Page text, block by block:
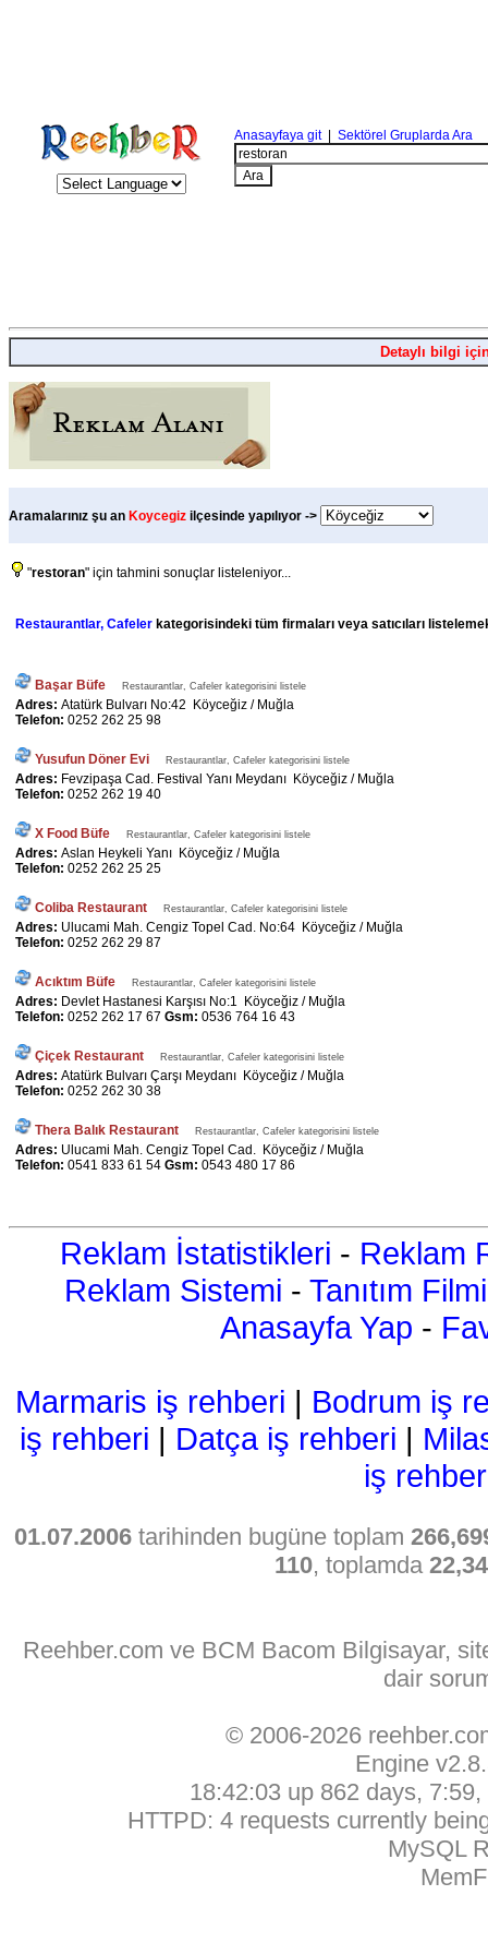
Anasayfaya git| Sektörel Gruplarda Ara
Detaylı bilgi
Aramalarınız şu an Koycegiz ilçesinde yapılıyor ->
"restoran" için tahmini sonuçlar listeleniyor...
Restaurantlar, Cafeler kategorisindeki tüm firmaları veya satıcıları
Başar Büfe Restaurantlar, Cafeler kategorisini listele
Adres: Atatürk Bulvarı No:42 Köyceğiz / Muğla
Telefon: 0252 262 25 98
Yusufun Döner Evi Restaurantlar, Cafeler kategorisini listele
Adres: Fevzipaşa Cad. Festival Yanı Meydanı Köyceğiz / Muğla
Telefon: 0252 262 19 40
X Food Büfe Restaurantlar, Cafeler kategorisini listele
Adres: Aslan Heykeli Yanı Köyceğiz / Muğla
Telefon: 0252 262 25 25
Coliba Restaurant Restaurantlar, Cafeler kategorisini listele
Adres: Ulucami Mah. Cengiz Topel Cad. No:64 Köyceğiz / Muğla
Telefon: 0252 262 29 87
Acıktım Büfe Restaurantlar, Cafeler kategorisini listele
Adres: Devlet Hastanesi Karşısı No:1 Köyceğiz / Muğla
Telefon: 0252 262 17 67 Gsm: 0536 764 16 43
Çiçek Restaurant Restaurantlar, Cafeler kategorisini listele
Adres: Atatürk Bulvarı Çarşı Meydanı Köyceğiz / Muğla
Telefon: 0252 262 30 38
Thera Balık Restaurant Restaurantlar, Cafeler kategorisini listele
Adres: Ulucami Mah. Cengiz Topel Cad. Köyceğiz / Muğla
Telefon: 0541 833 61 54 Gsm: 0543 480 17 86
Reklam İstatistikleri - Reklam
Reklam Sistemi - Tanıtım Filmi
Anasayfa Yap -
Marmaris iş rehberi | Bodrum iş
iş rehberi | Datça iş rehberi |
iş
01.07.2006tarihinden bugüne toplam
110, toplamda
Reehber.com ve BCM Bacom Bilgisayar,
dair
© 2006-2026
Engine
18:42:03 up 862 days,
HTTPD: 4 requests currently
MySQL